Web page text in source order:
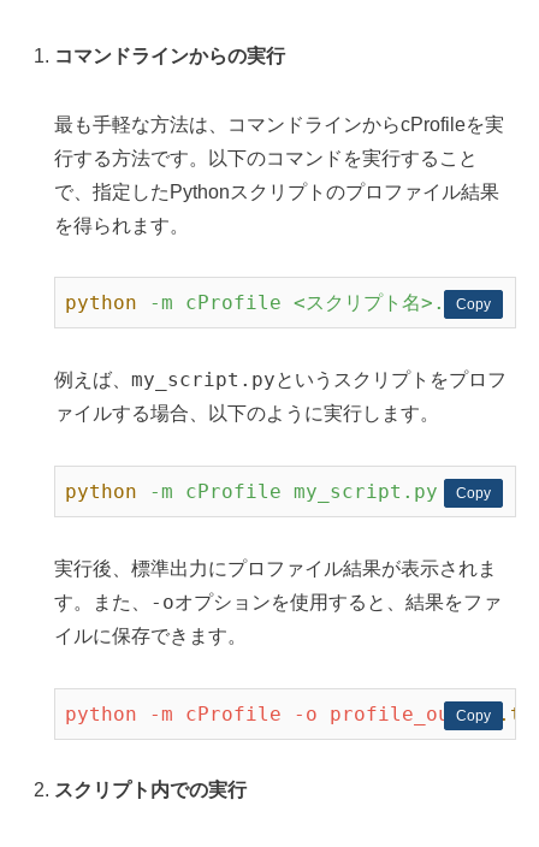
コマンドラインからの実行
最も手軽な方法は、コマンドラインからcProfileを実
行する方法です。以下のコマンドを実行すること
で、指定したPythonスクリプトのプロファイル結果
を得られます。
Copy
Copy
python -m cProfile <スクリプト名>.py
例えば、my_script.pyというスクリプトをプロフ
ァイルする場合、以下のように実行します。
Copy
Copy
python -m cProfile my_script.py
実行後、標準出力にプロファイル結果が表示されま
す。また、
-oオプションを使用すると、結果をファ
イルに保存できます。
Copy
Copy
python -m cProfile -o profile_output
スクリプト内での実行